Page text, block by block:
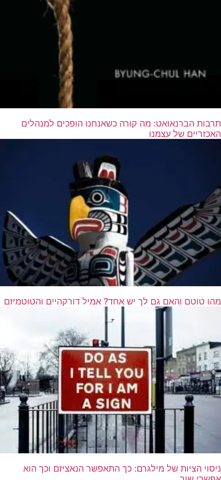
תרבות הברנאואט: מה קורה כשאנחנו הופכים למנהלים
האכזריים של עצמנו
מהו טוטם והאם גם לך יש אחד? אמיל דורקהיים והטוטמיזם
ניסוי הציות של מילגרם: כך התאפשר הנאציזם וכך הוא